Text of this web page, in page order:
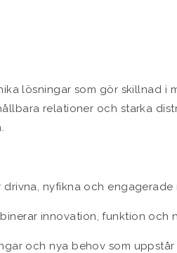
lösningar som gör skillnad
relationer och starka
nyfikna och engagerade
innovation, funktion och
och nya behov som